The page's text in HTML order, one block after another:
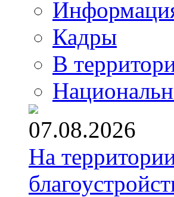
Кадры
В
07.08.2026
На